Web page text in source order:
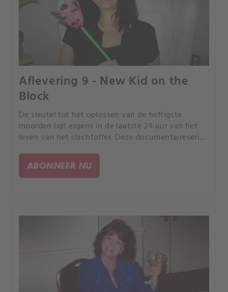
Aflevering 9 - New Kid on the
Block
De sleutel tot het oplossen van de heftigste
moorden ligt ergens in de laatste 24 uur van het
leven van het slachtoffer. Deze documentaireserie
de gebeurtenissen in elkaar proberen te zetten.
ABONNEER NU